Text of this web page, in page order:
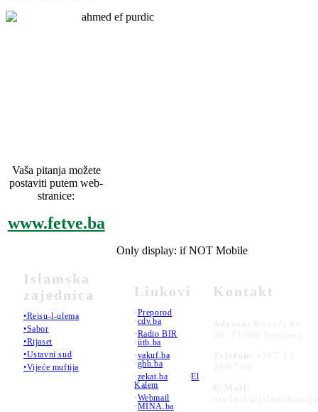
Vaša pitanja možete
postaviti putem web-
stranice:
www.fetve.ba
Islamska
zajednica
•Reisu-l-ulema
•Sabor
•Rijaset
•Ustavni sud
•Vijeće muftija
Only display: if NOT Mobile
Linkovi
•Preporod
•cdv.ba
•Radio BIR
•iitb.ba
•vakuf.ba
•ghb.ba
•zekat.ba •El
Kalem
•Webmail
•MINA.ba
Kontakt
Adresa:
Kovači br.
36, 71000 Sarajevo
Telefon:
+387 33
289 700
E-Mail: